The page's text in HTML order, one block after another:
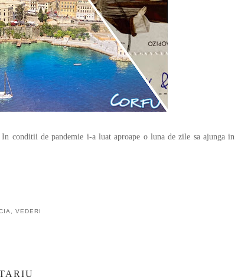
de pandemie i-a luat aproape o luna de zile sa ajunga in
VEDERI